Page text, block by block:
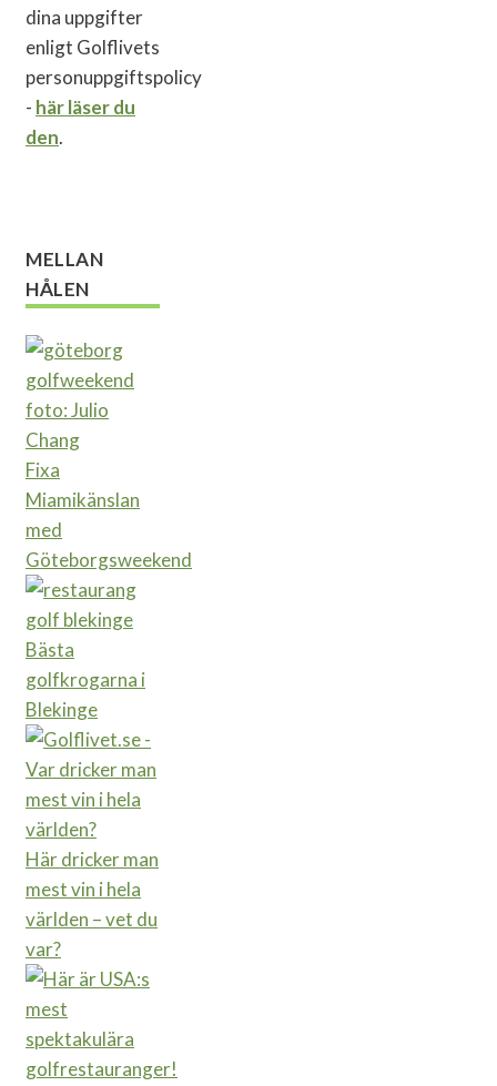
dina uppgifter
enligt Golflivets
personuppgiftspolicy
- här läser du
den.
MELLAN
HÅLEN
Fixa
Miamikänslan
med
Göteborgsweekend
Bästa
golfkrogarna i
Blekinge
Här dricker man
mest vin i hela
världen – vet du
var?